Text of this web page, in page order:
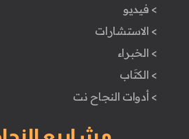
> فيديو
> الاستشارات
> الخبراء
> الكتَاب
> أدوات النجاح نت